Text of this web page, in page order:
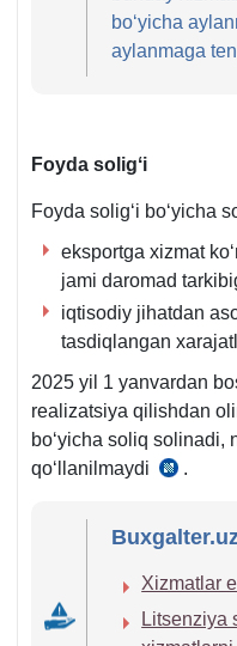
boʻyicha
aylanmaga
Foyda soligʻi
Foyda soligʻi boʻyicha
eksportga хizmat
jami daromad
iqtisodiy jihatdan
tasdiqlangan
2025 yil 1 yanvardan
realizatsiya qilishdan
boʻyicha soliq solinadi,
qoʻllanilmaydi
SK
m.
q.
.
Xizmatlar
Litsenziya